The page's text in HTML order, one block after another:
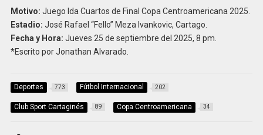
Motivo: Juego Ida Cuartos de Final Copa Centroamericana 2025.
Estadio: José Rafael “Fello” Meza Ivankovic, Cartago.
Fecha y Hora: Jueves 25 de septiembre del 2025, 8 pm.
*Escrito por Jonathan Alvarado.
Deportes 773 Fútbol Internacional 202
Club Sport Cartaginés 89 Copa Centroamericana 34